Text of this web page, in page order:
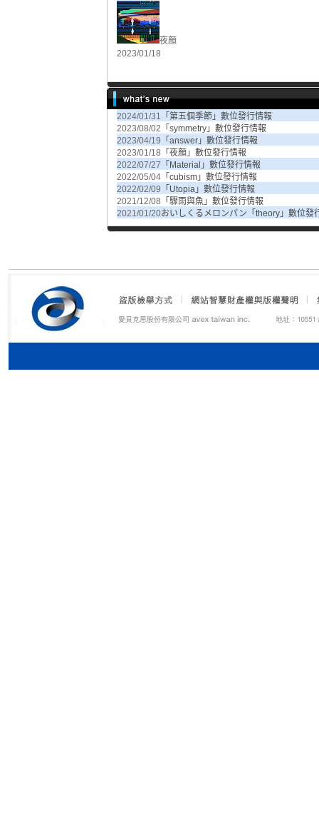
夜顏
2023/01/18
2024/01/31 「第五個季節」數位發行情報
2023/08/02 「symmetry」數位發行情報
2023/04/19 「answer」數位發行情報
2023/01/18 「夜顏」數位發行情報
2022/07/27 「Material」數位發行情報
2022/05/04「cubism」數位發行情報
2022/02/09 「Utopia」數位發行情報
2021/12/08 「驟雨與魚」數位發行情報
2021/01/20おいしくるメロンパン「theory」數位發